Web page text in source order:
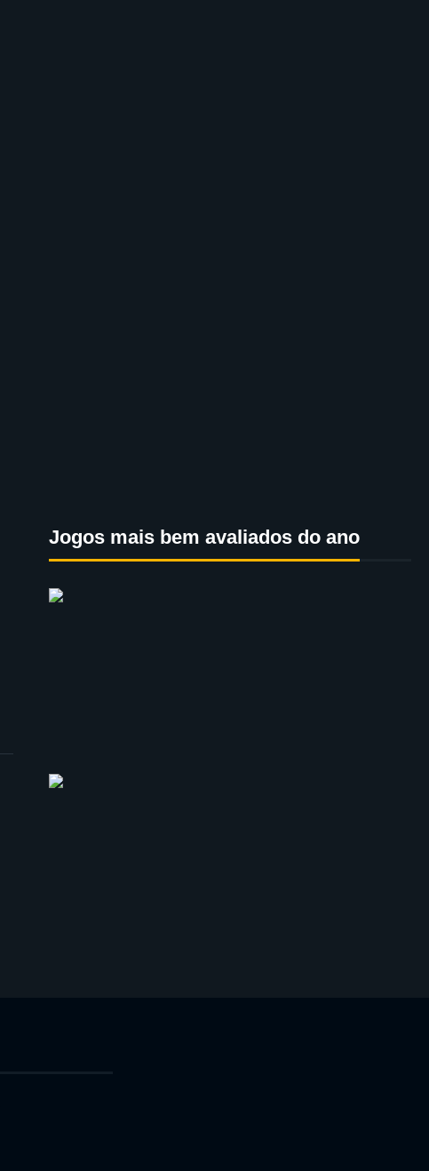
Jogos mais bem avaliados do ano